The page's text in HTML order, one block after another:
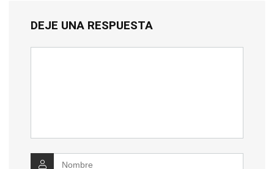
DEJE UNA RESPUESTA